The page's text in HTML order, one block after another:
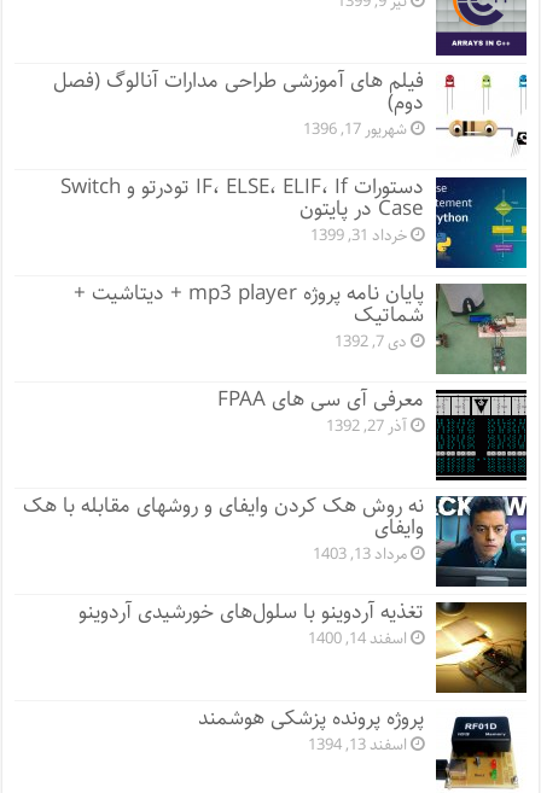
فیلم های آموزشی طراحی مدارات آنالوگ (فصل
دوم)
شهریور 17, 1396
دستورات IF، ELSE، ELIF، If تودرتو و Switch
Case در پایتون
خرداد 31, 1399
پایان نامه پروژه mp3 player + دیتاشیت +
شماتیک
دی 7, 1392
معرفی آی سی های FPAA
آذر 27, 1392
نه روش هک کردن وایفای و روشهای مقابله با هک
وایفای
مرداد 13, 1403
تغذیه آردوینو با سلول‌های خورشیدی آردوینو
اسفند 14, 1400
پروژه پرونده پزشکی هوشمند
اسفند 13, 1394